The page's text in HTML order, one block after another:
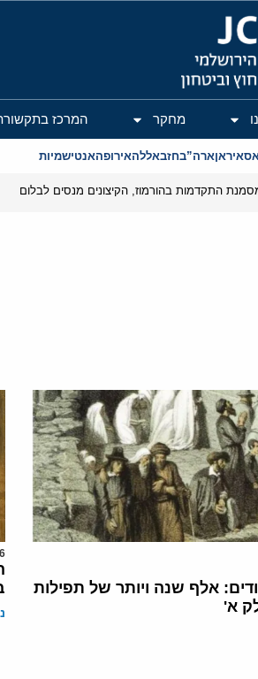
חוץ וביטחון
מחקר המרכז
איראןארה”בחזבאללהאירופהאנטישמיות
התקדמות בהורמוז, הקיצונים מנסים לבלום
אלף שנה ויותר של תפילות
א'
16